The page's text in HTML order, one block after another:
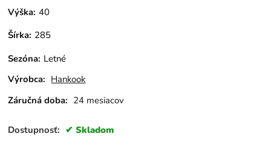
Výška: 40
Šírka: 285
Sezóna: Letné
Výrobca: Hankook
Záručná doba: 24 mesiacov
Dostupnosť: Skladom